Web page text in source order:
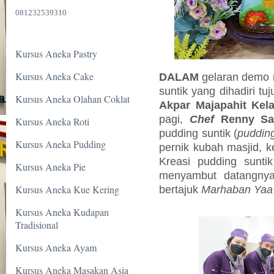
081232539310
Kursus Aneka Pastry
Kursus Aneka Cake
Kursus Aneka Olahan Coklat
Kursus Aneka Roti
Kursus Aneka Pudding
Kursus Aneka Pie
Kursus Aneka Kue Kering
Kursus Aneka Kudapan
Tradisional
Kursus Aneka Ayam
Kursus Aneka Masakan Asia
DALAM gelaran demo
suntik yang dihadiri
Akpar Majapahit
pagi, ChefRenny
pudding suntik (
pernik kubah masjid,
Kreasi pudding
menyambut
bertajuk Marhaban